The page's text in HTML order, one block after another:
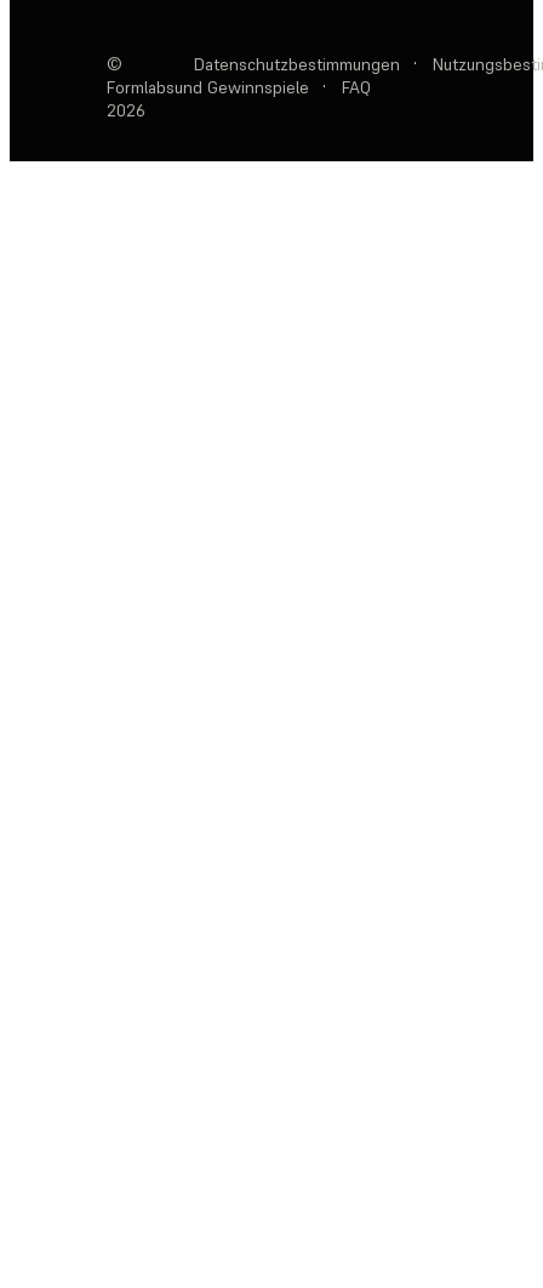
©
Formlabs
2026
Datenschutzbestimmungen ·
und Gewinnspiele
· FAQ